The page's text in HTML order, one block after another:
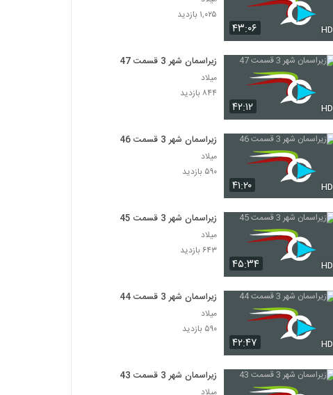
۴۳:۰۶ HD
۱,۰۲۵ بازدید
۴۲:۱۲ HD
زیراسمان شهر 3 قسمت 47
میلاد
۸۴۴ بازدید
۴۱:۲۰ HD
زیراسمان شهر 3 قسمت 46
میلاد
۵۹۰ بازدید
۴۵:۳۴ HD
زیراسمان شهر 3 قسمت 45
میلاد
۶۴۳ بازدید
۴۲:۴۷ HD
زیراسمان شهر 3 قسمت 44
میلاد
۵۹۰ بازدید
زیراسمان شهر 3 قسمت 43
میلاد